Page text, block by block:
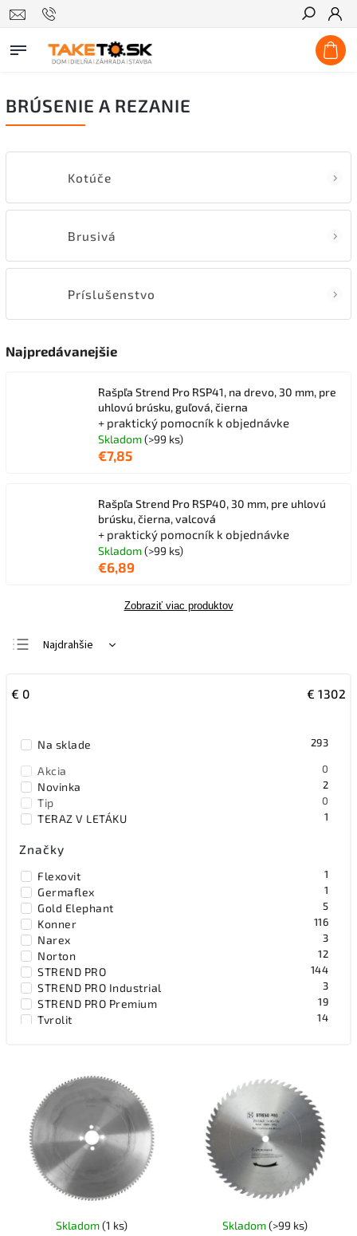
Hľadať
BRÚSENIE A REZANIE
Kotúče
Brusivá
Príslušenstvo
Najpredávanejšie
Rašpľa Strend Pro RSP41, na drevo, 30 mm, pre
uhlovú brúsku, guľová, čierna
+ praktický pomocník k objednávke
Skladom(>99 ks)
€7,85
Rašpľa Strend Pro RSP40, 30 mm, pre uhlovú
brúsku, čierna, valcová
+ praktický pomocník k objednávke
Skladom(>99 ks)
€6,89
Zobraziť viac produktov
Najdrahšie
€ 0 € 1302
Na sklade 293
Akcia 0
Novinka 2
Tip 0
TERAZ V LETÁKU 1
Značky
Flexovit 1
Germaflex 1
Gold Elephant 5
Konner 116
Narex 3
Norton 12
STREND PRO 144
STREND PRO Industrial 3
STREND PRO Premium 19
Tyrolit 14
Skladom(1 ks) Skladom(>99 ks)